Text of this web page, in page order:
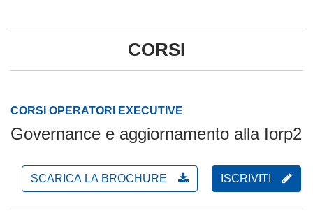
CORSI
CORSI OPERATORI EXECUTIVE
Governance e aggiornamento alla Iorp2
SCARICA LA BROCHURE ISCRIVITI